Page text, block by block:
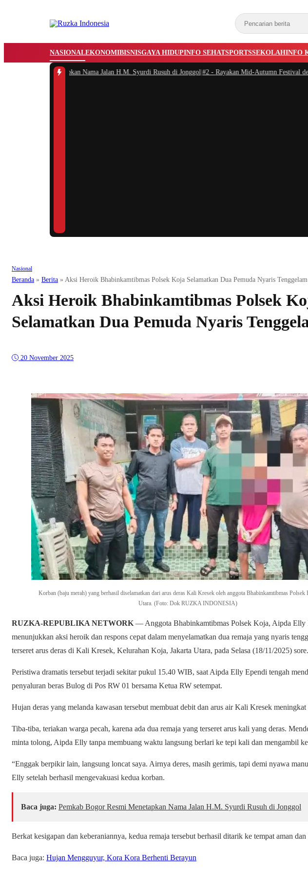
NASIONALEKONOMIBISNISGAYA HIDUPINFO SEHATSPORTSSEKOLAHINFO
Resmi Menetapkan Nama Jalan H.M. Syurdi Rusuh di Jonggol|#2 - Rayakan Mid-Autumn Festival
Nasional
Beranda » Berita » Aksi Heroik Bhabinkamtibmas Polsek Koja Selamatkan Dua Pemuda Nyaris Tenggelam
Aksi Heroik Bhabinkamtibmas Polsek
Selamatkan Dua Pemuda Nyaris
20 November 2025
Korban (baju merah) yang berhasil diselamatkan dari arus deras Kali Kresek oleh anggota Bhabinkamtibmas Polsek
Utara. (Foto: Dok RUZKA INDONESIA)
RUZKA-REPUBLIKA NETWORK — Anggota Bhabinkamtibmas Polsek Koja, Aipda Elly
menunjukkan aksi heroik dan respons cepat dalam menyelamatkan dua remaja yang nyaris
terseret arus deras di Kali Kresek, Kelurahan Koja, Jakarta Utara, pada Selasa (18/11/2025) sore.
Peristiwa dramatis tersebut terjadi sekitar pukul 15.40 WIB, saat Aipda Elly Ependi tengah
penyaluran beras Bulog di Pos RW 01 bersama Ketua RW setempat.
Hujan deras yang melanda kawasan tersebut membuat debit dan arus air Kali Kresek meningkat
Tiba-tiba, teriakan warga pecah, karena ada dua remaja yang terseret arus kali yang deras.
minta tolong, Aipda Elly tanpa membuang waktu langsung berlari ke tepi kali dan mengambil
“Enggak berpikir lain, langsung loncat saya. Airnya deres, masih gerimis, tapi demi nyawa
Elly setelah berhasil mengevakuasi kedua korban.
Baca juga: Pemkab Bogor Resmi Menetapkan Nama Jalan H.M. Syurdi Rusuh di Jonggol
Berkat kesigapan dan keberaniannya, kedua remaja tersebut berhasil ditarik ke tempat aman
Baca juga: Hujan Mengguyur, Kora Kora Berhenti Berayun